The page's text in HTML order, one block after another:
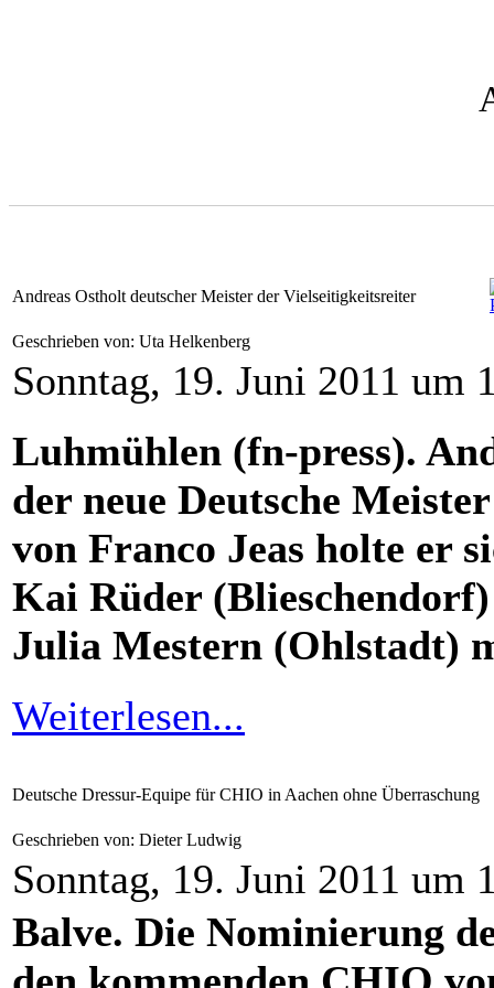
Andreas Ostholt deutscher Meister der Vielseitigkeitsreiter
Geschrieben von: Uta Helkenberg
Sonntag, 19. Juni 2011 um
Luhmühlen (fn-press).
der neue Deutsche
von Franco Jeas holte er
Kai Rüder
Julia Mestern (Ohlstadt)
Weiterlesen...
Deutsche Dressur-Equipe für CHIO in Aachen ohne Überraschung
Geschrieben von: Dieter Ludwig
Sonntag, 19. Juni 2011 um
Balve. Die Nominierung